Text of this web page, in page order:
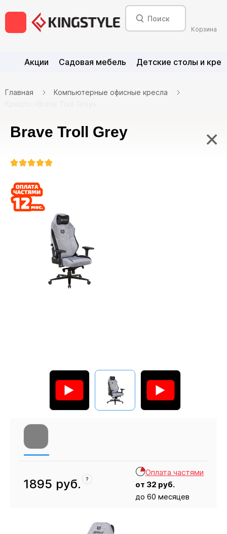
Корзина
Акции Садовая мебель Детские столы и
Главная
Компьютерные офисные кресла
Brave Troll Grey
1895 руб. ?
Оплата частями
от 32 руб.
до 60 месяцев
×